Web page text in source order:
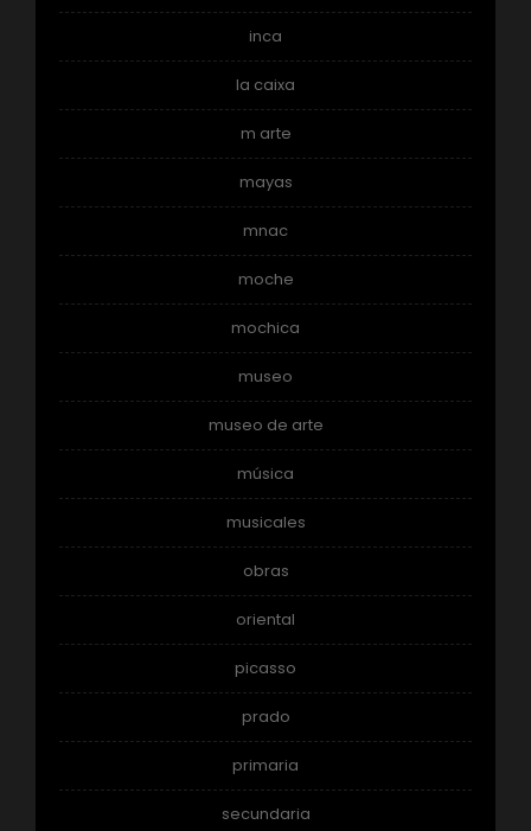
inca
la caixa
m arte
mayas
mnac
moche
mochica
museo
museo de arte
música
musicales
obras
oriental
picasso
prado
primaria
secundaria